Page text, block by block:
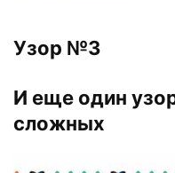
Узор №3
И еще один
сложных